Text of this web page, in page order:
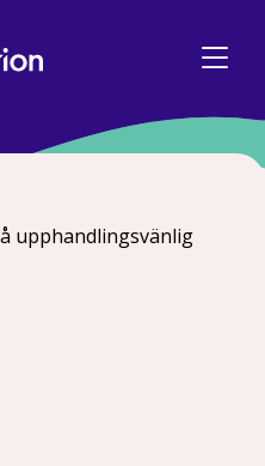
upphandlingsvänlig